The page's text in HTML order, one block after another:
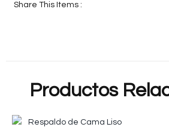
Share This Items :
Productos